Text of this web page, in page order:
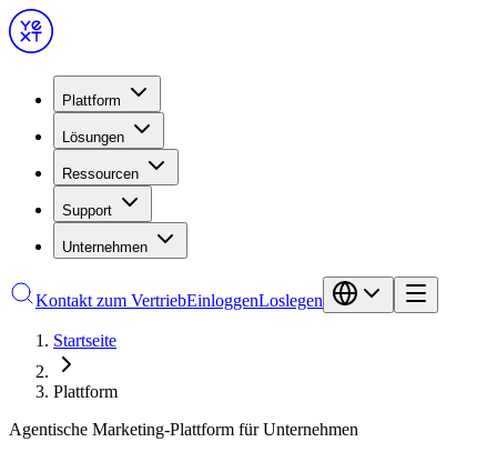
Plattform
Lösungen
Ressourcen
Support
Unternehmen
Kontakt zum VertriebEinloggenLoslegen
Startseite
Plattform
Agentische Marketing-Plattform für Unternehmen